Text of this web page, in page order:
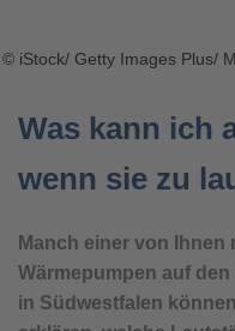
© iStock/ Getty Images Plus/
Was kann ich
wenn sie zu
Manch einer von Ihnen
Wärmepumpen auf
in Südwestfalen